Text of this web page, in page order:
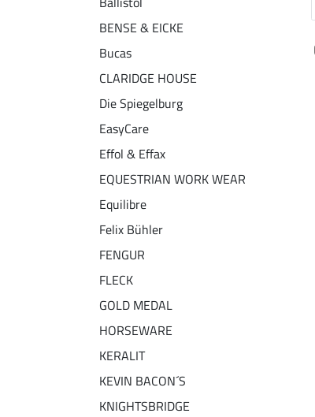
BENSE & EICKE
Bucas
CLARIDGE HOUSE
Die Spiegelburg
EasyCare
Effol & Effax
EQUESTRIAN WORK WEAR
Equilibre
Felix Bühler
FENGUR
FLECK
GOLD MEDAL
HORSEWARE
KERALIT
KEVIN BACON´S
KNIGHTSBRIDGE